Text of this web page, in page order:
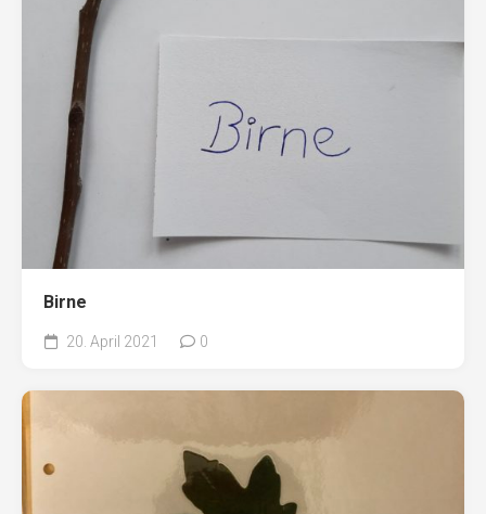
Birne
20. April 2021 0